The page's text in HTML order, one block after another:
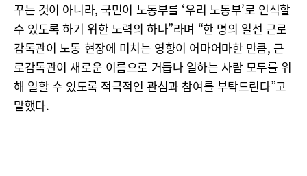
꾸는 것이 아니라, 국민이 노동부를 ‘우리 노동부’로 인식할
수 있도록 하기 위한 노력의 하나”라며 “한 명의 일선 근로
감독관이 노동 현장에 미치는 영향이 어마어마한 만큼, 근
로감독관이 새로운 이름으로 거듭나 일하는 사람 모두를 위
해 일할 수 있도록 적극적인 관심과 참여를 부탁드린다”고
말했다.